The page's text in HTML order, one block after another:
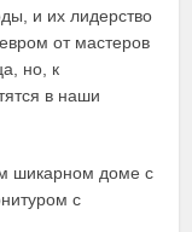
и их лидерство
от мастеров
но, к
в наши
шикарном доме с
с